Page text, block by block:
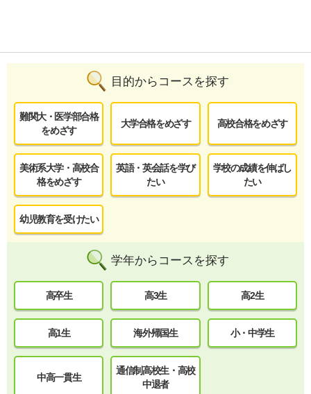
目的からコースを探す
難関大・医学部合格
をめざす
大学合格をめざす 高校合格をめざす
美術系大学・高校合
格をめざす
英語・英会話を学び
たい
学校の成績を伸ばし
たい
幼児教育を受けたい
学年からコースを探す
高卒生 高3生 高2生
高1生 海外帰国生 小・中学生
中高一貫生
通信制高校生・高校
中退者